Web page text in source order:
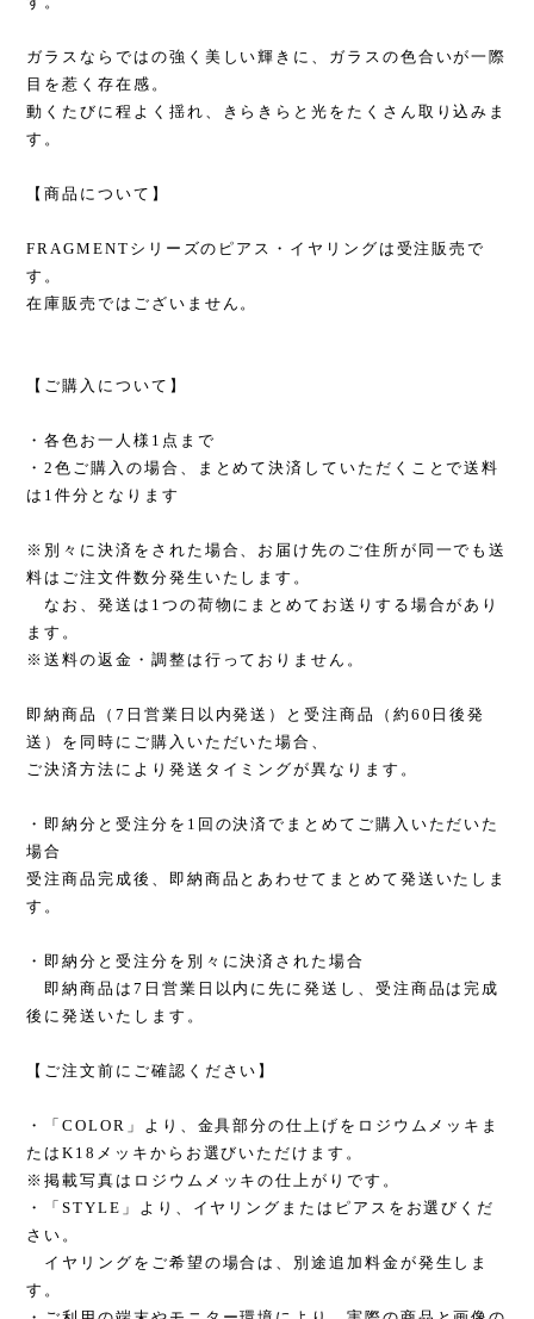
ガラスならではの強く美しい輝きに、ガラスの色合いが一際
目を惹く存在感。
動くたびに程よく揺れ、きらきらと光をたくさん取り込みま
す。
【商品について】
FRAGMENTシリーズのピアス・イヤリングは受注販売で
す。
在庫販売ではございません。
【ご購入について】
・各色お一人様1点まで
・2色ご購入の場合、まとめて決済していただくことで送料
は1件分となります
※別々に決済をされた場合、お届け先のご住所が同一でも送
料はご注文件数分発生いたします。
なお、発送は1つの荷物にまとめてお送りする場合があり
ます。
※送料の返金・調整は行っておりません。
即納商品（7日営業日以内発送）と受注商品（約60日後発
送）を同時にご購入いただいた場合、
ご決済方法により発送タイミングが異なります。
・即納分と受注分を1回の決済でまとめてご購入いただいた
場合
受注商品完成後、即納商品とあわせてまとめて発送いたしま
す。
・即納分と受注分を別々に決済された場合
即納商品は7日営業日以内に先に発送し、受注商品は完成
後に発送いたします。
【ご注文前にご確認ください】
・「COLOR」より、金具部分の仕上げをロジウムメッキま
たはK18メッキからお選びいただけます。
※掲載写真はロジウムメッキの仕上がりです。
・「STYLE」より、イヤリングまたはピアスをお選びくだ
さい。
イヤリングをご希望の場合は、別途追加料金が発生しま
す。